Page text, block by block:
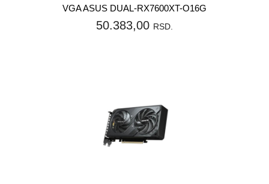
VGA ASUS DUAL-RX7600XT-O16G
50.383,00 RSD.